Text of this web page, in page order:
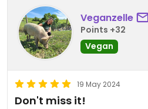
Veganzelle
Points +32
Vegan
19 May 2024
Don't miss it!